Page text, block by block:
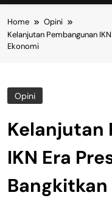
Home
Opini
Kelanjutan Pembangunan
Ekonomi
Opini
Kelanjutan
IKN Era